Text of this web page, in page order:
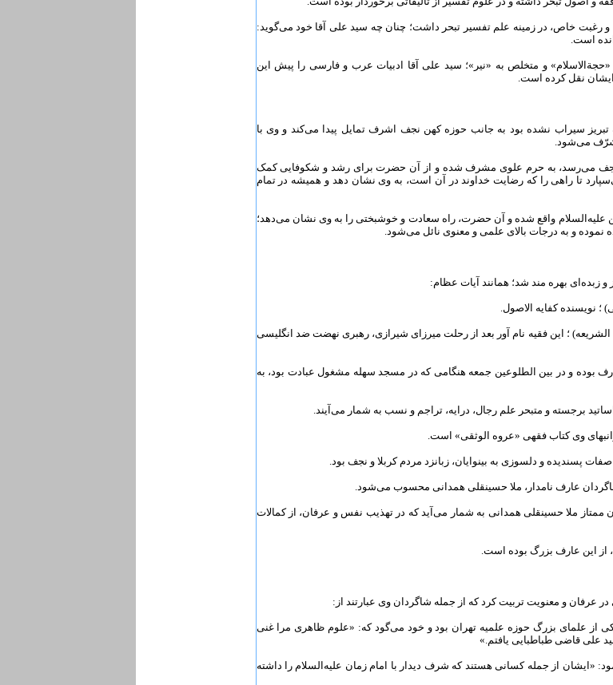
و رغبت خاص، در زمینه علم تفسیر تبحر داشت؛ چنان چه سید علی آقا خود می‌گوید:
است.
«حجة‌الاسلام» و متخلص به «نیر»؛ سید علی آقا ادبیات عرب و فارسی را پیش این
ایشان نقل کرده است.
سیراب نشده بود به جانب حوزه کهن نجف اشرف تمایل پیدا می‌کند و وی با
می‌شود.
می‌رسد، به حرم علوی مشرف شده و از آن حضرت برای رشد و شکوفایی کمک
تا راهی را که رضایت خداوند در آن است، به وی نشان دهد و همیشه در تمام
علیه‌السلام واقع شده و آن حضرت، راه سعادت و خوشبختی را به وی نشان می‌دهد؛
نموده و به درجات بالای علمی و معنوی نائل می‌شود.
زبده‌ای بهره مند شد؛ همانند آیات عظام:
؛ این فقیه نام آور بعد از رحلت میرزای شیرازی، رهبری نهضت ضد انگلیسی
بوده و در بین الطلوعین جمعه هنگامی که در مسجد سهله مشغول عبادت بود، به
ممتاز ملا حسینقلی همدانی به شمار می‌آید که در تهذیب نفس و عرفان، از کمالات
از این عارف بزرگ بوده است.
عرفان و معنویت تربیت کرد که از جمله شاگردان وی عبارتند از:
از علمای بزرگ حوزه علمیه تهران بود و خود می‌گود که: «علوم ظاهری مرا غنی
علی قاضی طباطبایی یافتم.»
از جمله کسانی هستند که شرف دیدار با امام زمان علیه‌السلام را داشته